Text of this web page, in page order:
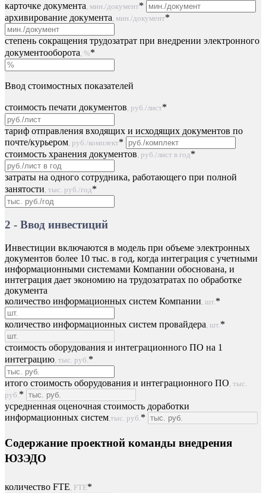
карточке документа , мин./документ*
архивирование документа , мин./документ*
степень сокращения трудозатрат при внедрении электронного
документооборота , %*
Ввод стоимостных показателей
стоимость печати документов , руб./лист*
тариф отправления входящих и исходящих документов по
почте/курьером , руб./комплект*
стоимость хранения документов , руб./лист в год*
затраты на одного сотрудника, работающего при полной
занятости , тыс. руб./год*
2 - Ввод инвестиций
Инвестиции включаются в модель при объеме электронных
документов более 10 тыс. в год, когда интеграция с учетными
информационными системами Компании обоснована, и
интеграция дает экономию на трудозатратах по обработке
документа
количество информационных систем Компании, шт.*
количество информационных систем провайдера, шт.*
стоимость оборудования и интеграционного ПО на 1
интеграцию, тыс. руб.*
итого стоимость оборудования и интеграционного ПО, тыс.
руб.*
усредненная оценочная стоимость доработки
информационных систем,тыс. руб.*
Содержание проектной команды внедрения
ЮЗЭДО
количество FTE, FTE*